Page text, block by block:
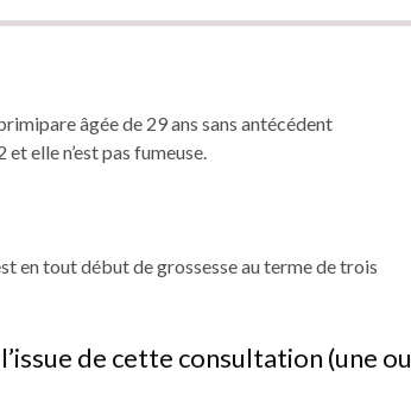
âgée de 29 ans sans antécédent
elle n’est pas fumeuse.
en tout début de grossesse au terme de trois
de cette consultation (une ou